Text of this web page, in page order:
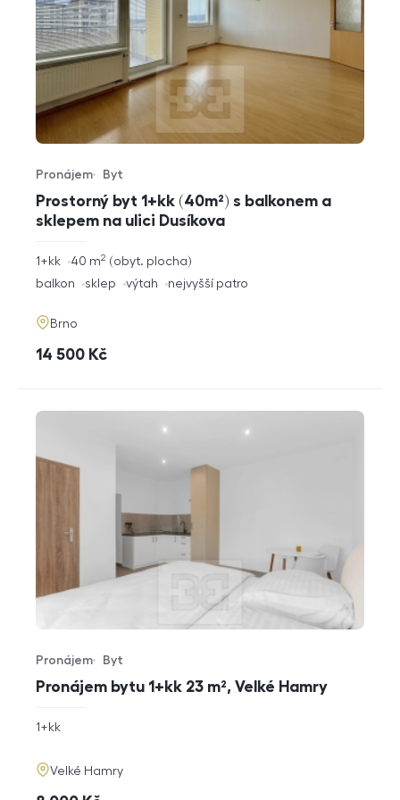
Prostorný byt 1+kk (40m²) s balkonem a
sklepem na ulici Dusíkova
Typ nabídky
Pronájem
Typ nemovitosti
Byt
rozměry
1+kk obyt. plocha
40 m2
funkce
balkon sklep výtah nejvyšší patro
adresa
Brno
cena
14 500 Kč
Pronájem bytu 1+kk 23 m², Velké Hamry
Typ nabídky
Pronájem
Typ nemovitosti
Byt
rozměry
1+kk
adresa
Velké Hamry